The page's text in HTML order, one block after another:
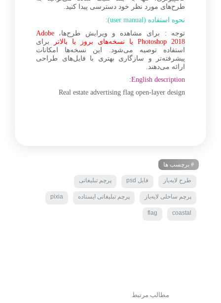
طرح‌های مورد نظر خود دسترسی پیدا کنید.
نحوه استفاده (user manual):
توجه : برای مشاهده و ویرایش طرح‌ها، Adobe
Photoshop 2018 یا نسخه‌های بروز یا بالاتر
برای
استفاده توصیه می‌شود. این نسخه‌ها امکانات
پیشرفته‌تر و سازگاری بهتری با فایل‌های طراحی
ارائه می‌دهند.
English description:
Real estate advertising flag open-layer design
# برچسب ها
طرح لایه‌باز فایل psd پرچم تبلیغاتی
پرچم ساحلی لایه‌باز پرچم تبلیغاتی ایستاده pixia
coastal
flag
مطالب مرتبط